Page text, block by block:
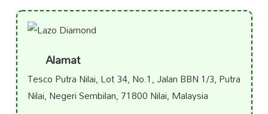
Alamat
Tesco Putra Nilai, Lot 34, No.1, Jalan BBN 1/3, Putra
Nilai, Negeri Sembilan, 71800 Nilai, Malaysia